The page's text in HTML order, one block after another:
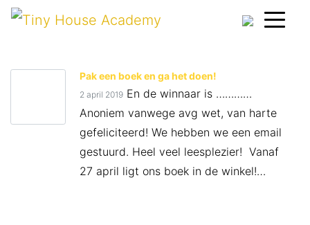
Pak een boek en ga het doen!
2 april 2019 En de winnaar is …………
Anoniem vanwege avg wet, van harte
gefeliciteerd! We hebben we een email
gestuurd. Heel veel leesplezier! Vanaf
27 april ligt ons boek in de winkel!…